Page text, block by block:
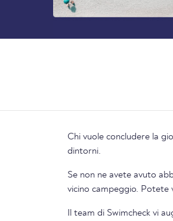
Chi vuole concludere la
dintorni.
Se non ne avete avuto
vicino
Il team di Swimcheck vi